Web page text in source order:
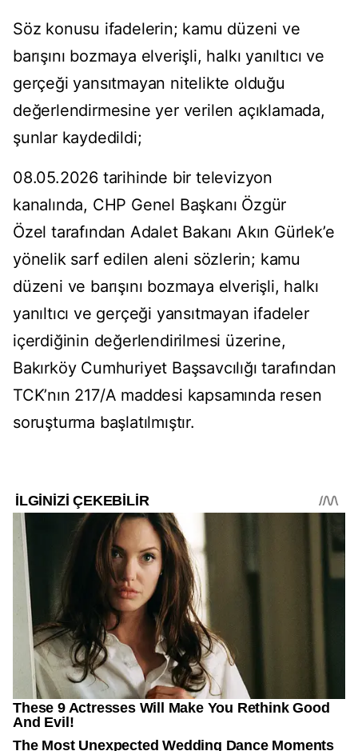
Söz konusu ifadelerin; kamu düzeni ve
barışını bozmaya elverişli, halkı yanıltıcı ve
gerçeği yansıtmayan nitelikte olduğu
değerlendirmesine yer verilen açıklamada,
şunlar kaydedildi;
08.05.2026 tarihinde bir televizyon
kanalında, CHP Genel Başkanı Özgür
Özel tarafından Adalet Bakanı Akın Gürlek’e
yönelik sarf edilen aleni sözlerin; kamu
düzeni ve barışını bozmaya elverişli, halkı
yanıltıcı ve gerçeği yansıtmayan ifadeler
içerdiğinin değerlendirilmesi üzerine,
Bakırköy Cumhuriyet Başsavcılığı tarafından
TCK’nın 217/A maddesi kapsamında resen
soruşturma başlatılmıştır.